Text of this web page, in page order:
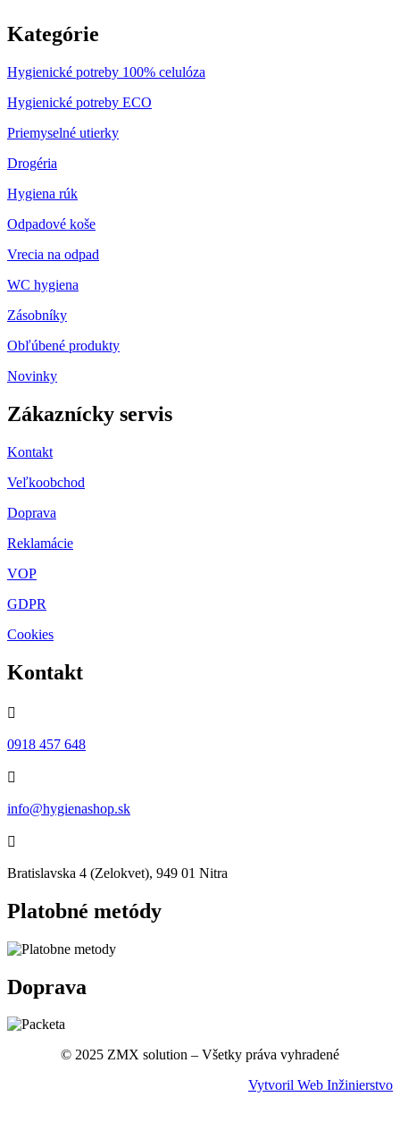
Kategórie
Hygienické potreby 100% celulóza
Hygienické potreby ECO
Priemyselné utierky
Drogéria
Hygiena rúk
Odpadové koše
Vrecia na odpad
WC hygiena
Zásobníky
Obľúbené produkty
Novinky
Zákaznícky servis
Kontakt
Veľkoobchod
Doprava
Reklamácie
VOP
GDPR
Cookies
Kontakt

0918 457 648

info@hygienashop.sk

Bratislavska 4 (Zelokvet), 949 01 Nitra
Platobné metódy
Doprava
© 2025 ZMX solution – Všetky práva vyhradené
Vytvoril Web Inžinierstvo